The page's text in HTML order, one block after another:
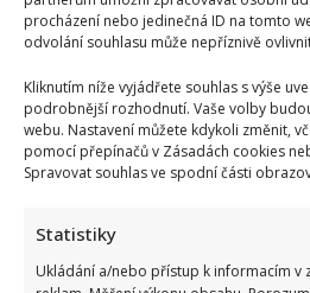
procházení nebo jedinečná ID na tomto
odvolání souhlasu může nepříznivě
Kliknutím níže vyjádřete souhlas s výše
podrobnější rozhodnutí. Vaše volby
webu. Nastavení můžete kdykoli změnit,
pomocí přepínačů v Zásadách cookies
Spravovat souhlas ve spodní části
Statistiky
Ukládání a/nebo přístup k informacím v